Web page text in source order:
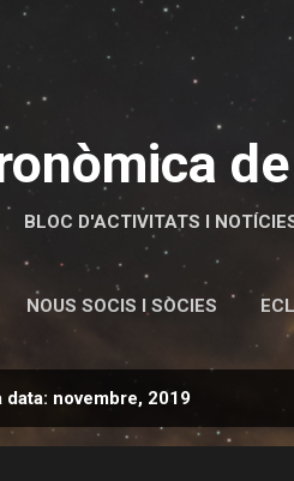
Salta al contingut principal
BLOC D'ACTIVITATS I
NOUS SOCIS I SÒCIES
novembre, 2019